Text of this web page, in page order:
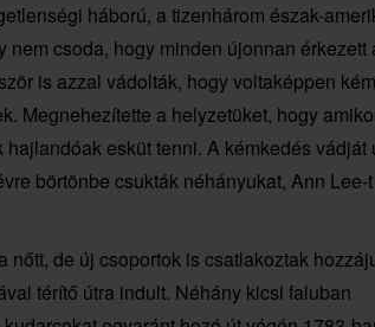
háború, a tizenhárom észak-
csoda, hogy minden újonnan érkezett
is azzal vádolták, hogy voltaképpen
Megnehezítette a helyzetüket, hogy
esküt tenni. A kémkedés vádját
börtönbe csukták néhányukat, Ann Lee-
de új csoportok is csatlakoztak
térítő útra indult. Néhány kicsi faluban